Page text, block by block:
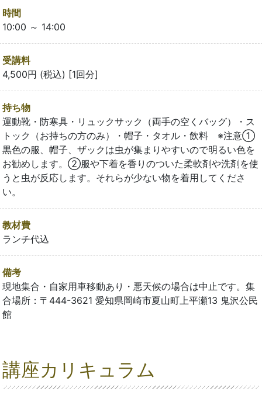
時間
10:00 ～ 14:00
受講料
4,500円 (税込) [1回分]
持ち物
運動靴・防寒具・リュックサック（両手の空くバッグ）・ス
トック（お持ちの方のみ）・帽子・タオル・飲料 ※注意①
黒色の服、帽子、ザックは虫が集まりやすいので明るい色を
お勧めします。②服や下着を香りのついた柔軟剤や洗剤を使
うと虫が反応します。それらが少ない物を着用してくださ
い。
教材費
ランチ代込
備考
現地集合・自家用車移動あり・悪天候の場合は中止です。集
合場所：〒444-3621 愛知県岡崎市夏山町上平瀬13 鬼沢公民
館
講座カリキュラム